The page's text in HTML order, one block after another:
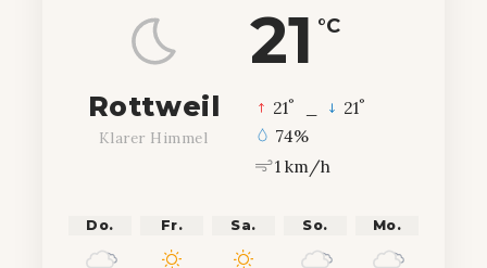
21 °C
Rottweil
Klarer Himmel
21° 21°
74%
1 km/h
Do. Fr. Sa. So. Mo.